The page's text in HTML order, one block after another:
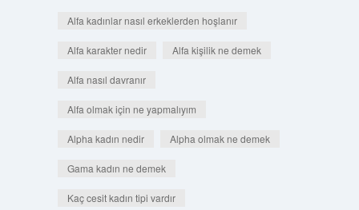
Alfa kadınlar nasıl erkeklerden hoşlanır
Alfa karakter nedir Alfa kişilik ne demek
Alfa nasıl davranır
Alfa olmak için ne yapmalıyım
Alpha kadın nedir Alpha olmak ne demek
Gama kadın ne demek
Kaç cesit kadın tipi vardır